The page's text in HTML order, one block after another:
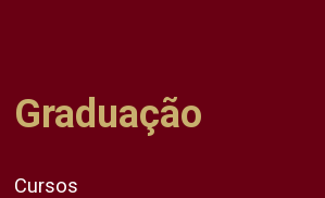
Graduação
Cursos